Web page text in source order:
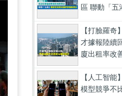
區 聯動「五
【打臉羅奇
才據報陸續
廈出租率改
【人工智能
模型競爭不